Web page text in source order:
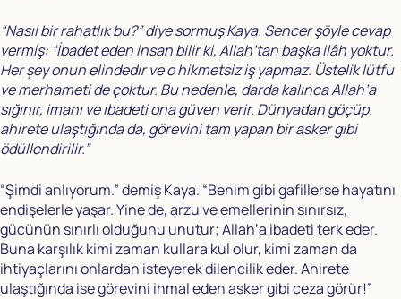
“Nasıl bir rahatlık bu?” diye sormuş Kaya. Sencer şöyle cevap
vermiş: “İbadet eden insan bilir ki, Allah’tan başka ilâh yoktur.
Her şey onun elindedir ve o hikmetsiz iş yapmaz. Üstelik lütfu
ve merhameti de çoktur. Bu nedenle, darda kalınca Allah’a
sığınır, imanı ve ibadeti ona güven verir. Dünyadan göçüp
ahirete ulaştığında da, görevini tam yapan bir asker gibi
ödüllendirilir.”
“Şimdi anlıyorum.” demiş Kaya. “Benim gibi gafillerse hayatını
endişelerle yaşar. Yine de, arzu ve emellerinin sınırsız,
gücünün sınırlı olduğunu unutur; Allah’a ibadeti terk eder.
Buna karşılık kimi zaman kullara kul olur, kimi zaman da
ihtiyaçlarını onlardan isteyerek dilencilik eder. Ahirete
ulaştığında ise görevini ihmal eden asker gibi ceza görür!”